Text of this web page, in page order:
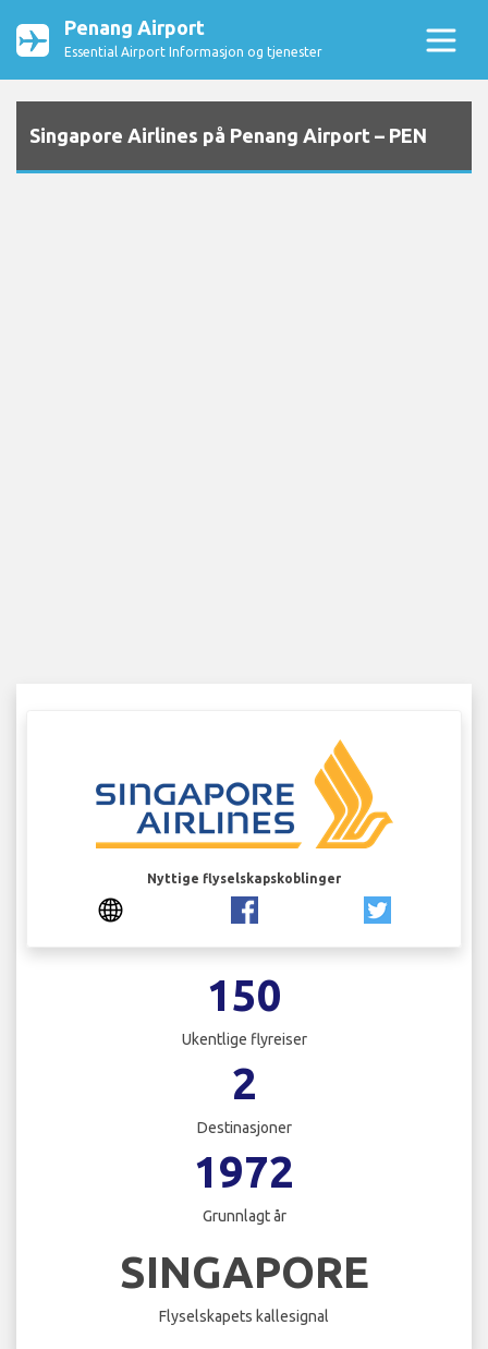
Penang Airport
Essential Airport Informasjon og tjenester
Singapore Airlines på Penang Airport – PEN
Nyttige flyselskapskoblinger
150
Ukentlige flyreiser
2
Destinasjoner
1972
Grunnlagt år
SINGAPORE
Flyselskapets kallesignal